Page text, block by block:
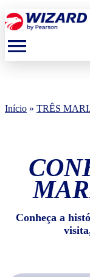
menu
Início » TRÊS
Conheça a